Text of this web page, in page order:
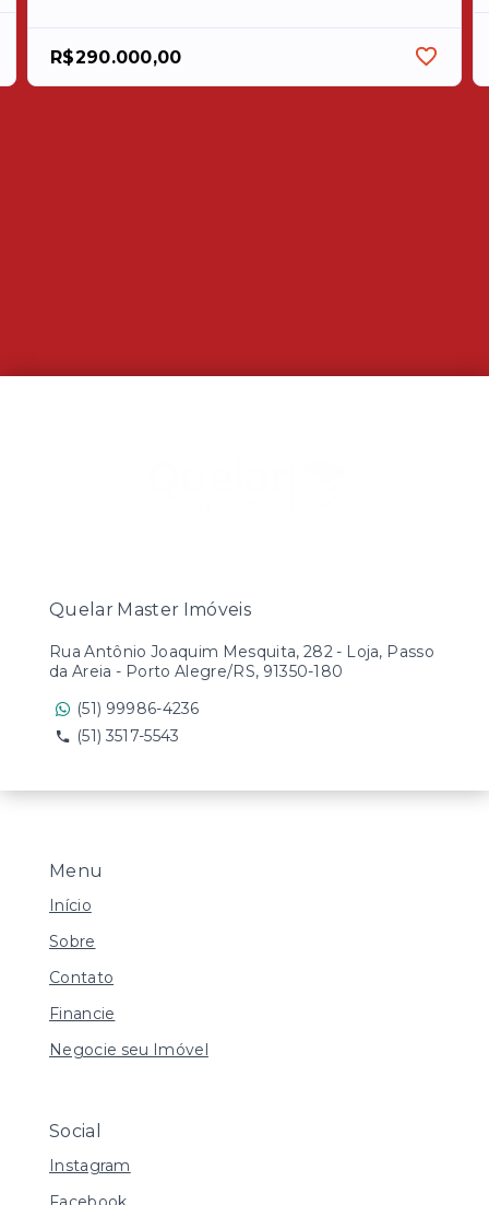
R$290.000,00
Menu
Início
Sobre
Contato
Financie
Negocie seu Imóvel
Social
Instagram
Quelar Master Imóveis
Rua Antônio Joaquim Mesquita, 282 - Loja, Passo
da Areia - Porto Alegre/RS, 91350-180
(51) 99986-4236
(51) 3517-5543